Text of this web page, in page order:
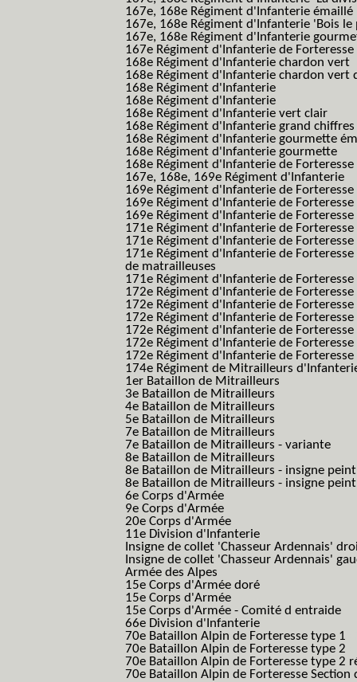
167e, 168e Régiment d'Infanterie émaillé
167e, 168e Régiment d'Infanterie 'Bois
167e, 168e Régiment d'Infanterie
167e Régiment d'Infanterie de
168e Régiment d'Infanterie chardon vert
168e Régiment d'Infanterie chardon vert
168e Régiment d'Infanterie
168e Régiment d'Infanterie
168e Régiment d'Infanterie vert clair
168e Régiment d'Infanterie grand chiffres
168e Régiment d'Infanterie gourmette
168e Régiment d'Infanterie gourmette
168e Régiment d'Infanterie de Forteresse
167e, 168e, 169e Régiment d'Infanterie
169e Régiment d'Infanterie de Forteresse
169e Régiment d'Infanterie de
169e Régiment d'Infanterie de
171e Régiment d'Infanterie de Forteresse
171e Régiment d'Infanterie de
171e Régiment d'Infanterie de
de matrailleuses
171e Régiment d'Infanterie de
172e Régiment d'Infanterie de Forteresse
172e Régiment d'Infanterie de Forteresse
172e Régiment d'Infanterie de
172e Régiment d'Infanterie de
172e Régiment d'Infanterie de
172e Régiment d'Infanterie de
174e Régiment de Mitrailleurs
1er Bataillon de Mitrailleurs
3e Bataillon de Mitrailleurs
4e Bataillon de Mitrailleurs
5e Bataillon de Mitrailleurs
7e Bataillon de Mitrailleurs
7e Bataillon de Mitrailleurs - variante
8e Bataillon de Mitrailleurs
8e Bataillon de Mitrailleurs - insigne peint
8e Bataillon de Mitrailleurs - insigne
6e Corps d'Armée
9e Corps d'Armée
20e Corps d'Armée
11e Division d'Infanterie
Insigne de collet 'Chasseur Ardennais'
Insigne de collet 'Chasseur Ardennais'
Armée des Alpes
15e Corps d'Armée doré
15e Corps d'Armée
15e Corps d'Armée - Comité d entraide
66e Division d'Infanterie
70e Bataillon Alpin de Forteresse type 1
70e Bataillon Alpin de Forteresse type 2
70e Bataillon Alpin de Forteresse type 2
70e Bataillon Alpin de Forteresse